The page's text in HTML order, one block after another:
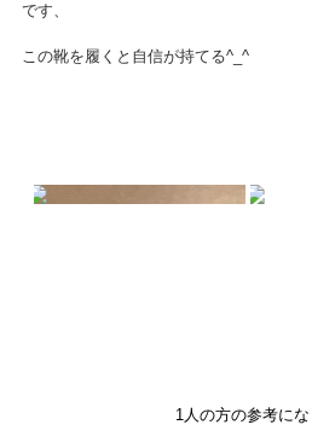
です、
この靴を履くと自信が持てる^_^
1 人の方の参考に